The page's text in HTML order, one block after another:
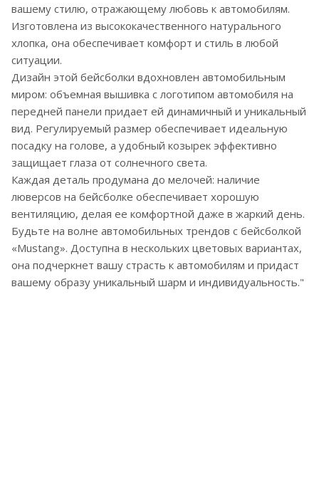
вашему стилю, отражающему любовь к автомобилям.
Изготовлена из высококачественного натурального
хлопка, она обеспечивает комфорт и стиль в любой
ситуации.
Дизайн этой бейсболки вдохновлен автомобильным
миром: объемная вышивка с логотипом автомобиля на
передней панели придает ей динамичный и уникальный
вид. Регулируемый размер обеспечивает идеальную
посадку на голове, а удобный козырек эффективно
защищает глаза от солнечного света.
Каждая деталь продумана до мелочей: наличие
люверсов на бейсболке обеспечивает хорошую
вентиляцию, делая ее комфортной даже в жаркий день.
Будьте на волне автомобильных трендов с бейсболкой
«Mustang». Доступна в нескольких цветовых вариантах,
она подчеркнет вашу страсть к автомобилям и придаст
вашему образу уникальный шарм и индивидуальность."